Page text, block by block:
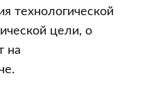
технологической
цели, о
на